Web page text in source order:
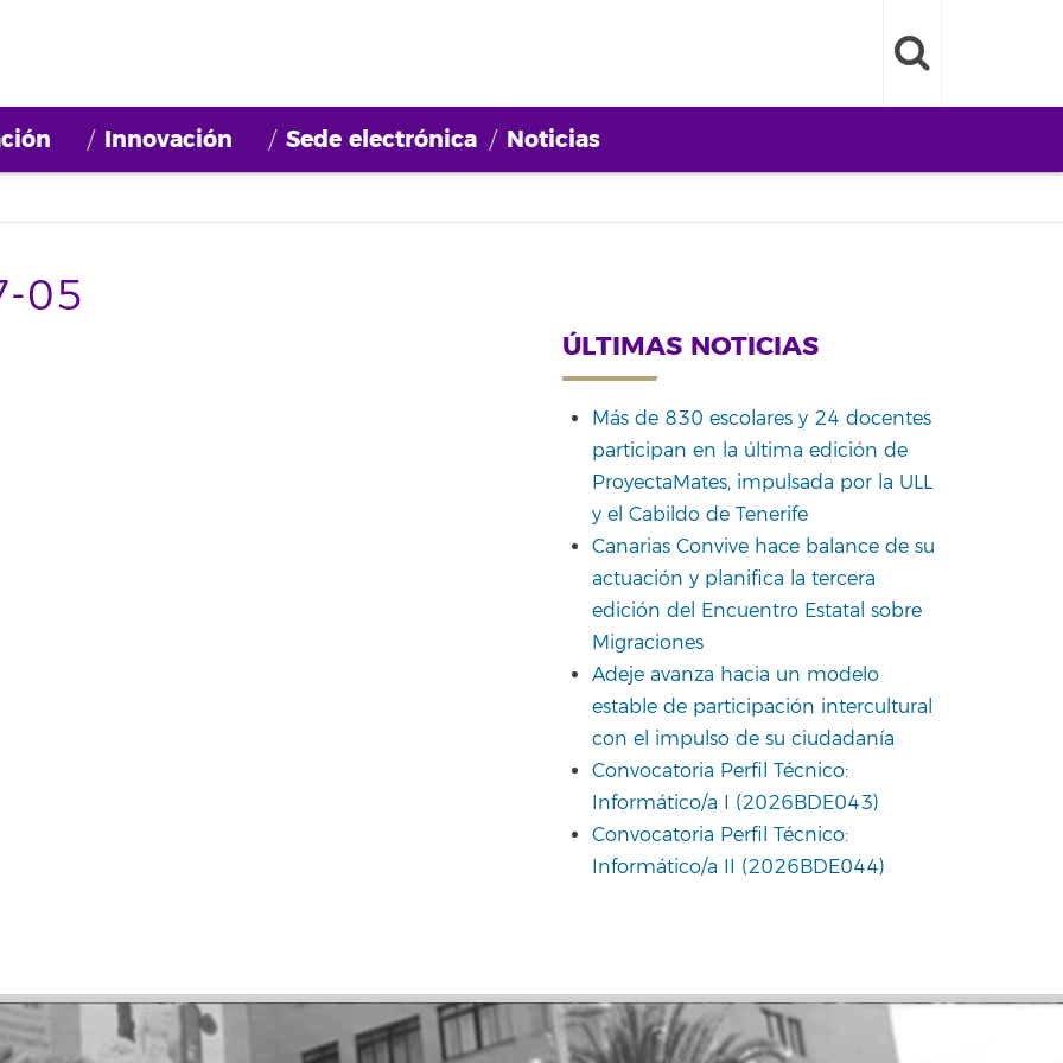
Innovación Sede electrónica Noticias
05
ÚLTIMAS NOTICIAS
Más de 830 escolares y 24 docentes
participan en la última edición de
ProyectaMates, impulsada por la ULL
y el Cabildo de Tenerife
Canarias Convive hace balance de su
actuación y planifica la tercera
edición del Encuentro Estatal sobre
Migraciones
Adeje avanza hacia un modelo
estable de participación intercultural
con el impulso de su ciudadanía
Convocatoria Perfil Técnico:
Informático/a I (2026BDE043)
Convocatoria Perfil Técnico:
Informático/a II (2026BDE044)